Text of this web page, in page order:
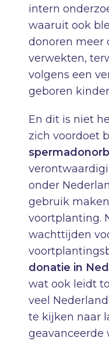
intern
waaruit ook
donoren meer
verwekten,
volgens een
geboren
En dit is niet
zich voordoet
onder
gebruik
voortplanting.
wachttijden
donatie in
wat ook leidt
veel
te kijken naar
geavanceerde